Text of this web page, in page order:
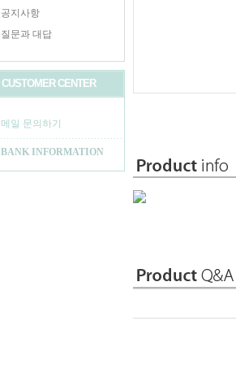
공지사항
질문과 대답
CUSTOMER CENTER
메일 문의하기
BANK INFORMATION